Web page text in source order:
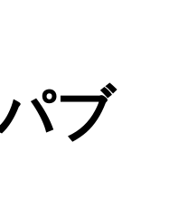
ブ